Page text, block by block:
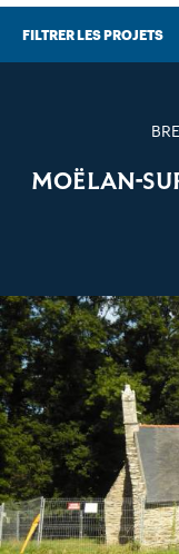
FILTRER LES PROJETS
MOËLAN-